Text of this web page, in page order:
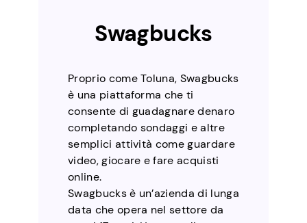
Swagbucks
Proprio come Toluna, Swagbucks
è una piattaforma che ti
consente di guadagnare denaro
completando sondaggi e altre
semplici attività come guardare
video, giocare e fare acquisti
online.
Swagbucks è un’azienda di lunga
data che opera nel settore da